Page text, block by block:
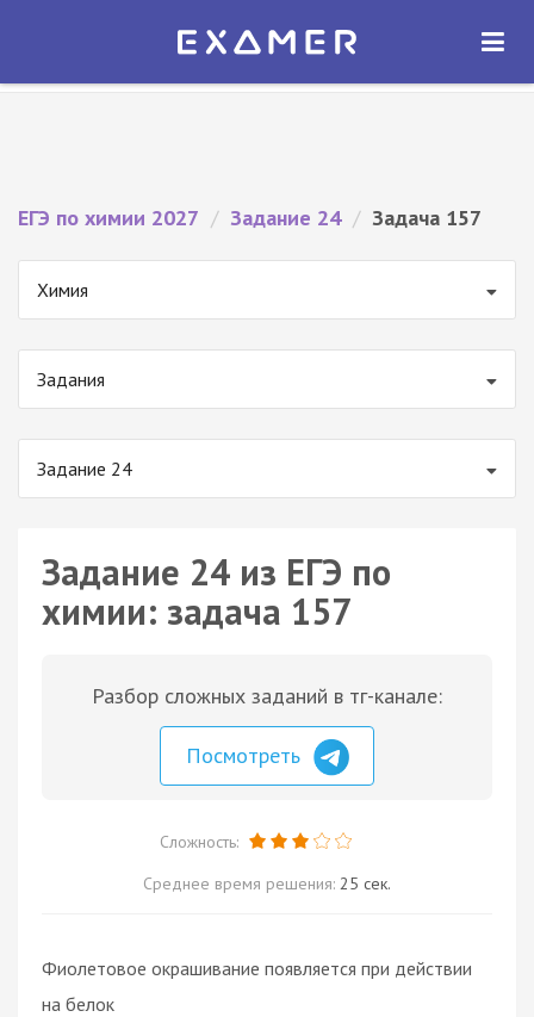
Экзамер — ЕГЭ 2027
ОТКРЫТЬ
ЕГЭ по химии 2027 / Задание 24 / Задача 157
Химия
Задания
Задание 24
Задание 24 из ЕГЭ по
химии: задача 157
Разбор сложных заданий в тг-канале:
Посмотреть
Сложность:
Среднее время решения: 25 сек.
Фиолетовое окрашивание появляется при действии
на белок